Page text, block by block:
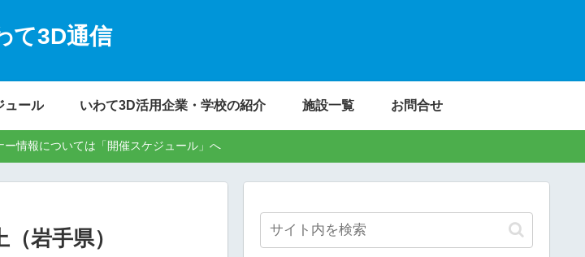
て3D通信
ュール いわて3D活用企業・学校の紹介 施設一覧 お問合せ
情報については「開催スケジュール」へ
岩手県）